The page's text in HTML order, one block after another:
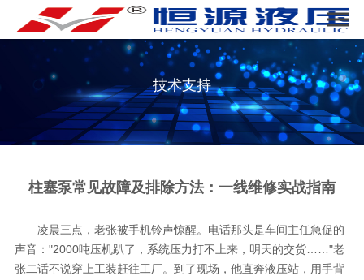
技术支持
柱塞泵常见故障及排除方法：一线维修实战指南
凌晨三点，老张被手机铃声惊醒。电话那头是车间主任急促的
声音："2000吨压机趴了，系统压力打不上来，明天的交货……"老
张二话不说穿上工装赶往工厂。到了现场，他直奔液压站，用手背